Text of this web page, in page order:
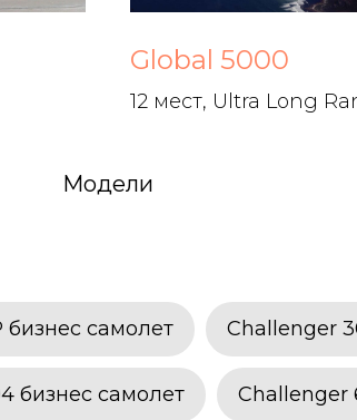
Global 5000
12 мест, Ultra Long
Модели
бизнес самолет Challenger
бизнес самолет Challenger